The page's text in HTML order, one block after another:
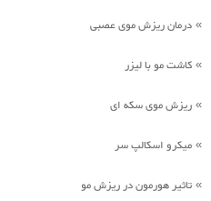
» درمان ریزش موی عصبی
» کاشت مو با لیزر
» ریزش موی سکه ای
» میکرو اسکالپ سر
» تاثیر هورمون در ریزش مو